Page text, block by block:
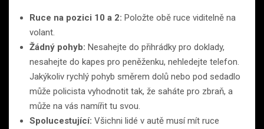
Ruce na pozici 10 a 2: Položte obě ruce viditelně na
volant.
Žádný pohyb: Nesahejte do přihrádky pro doklady,
nesahejte do kapes pro peněženku, nehledejte telefon.
Jakýkoliv rychlý pohyb směrem dolů nebo pod sedadlo
může policista vyhodnotit tak, že saháte pro zbraň, a
může na vás namířit tu svou.
Spolucestující: Všichni lidé v autě musí mít ruce